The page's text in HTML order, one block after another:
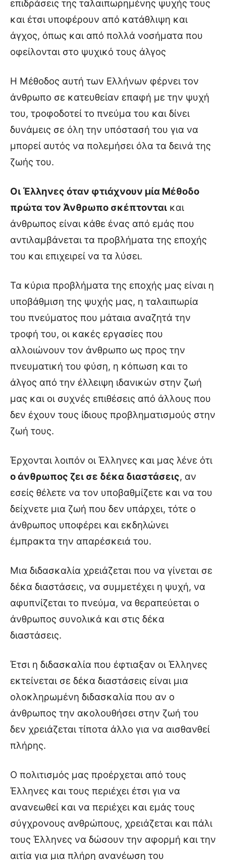
επιδράσεις της ταλαιπωρημένης ψυχής τους
και έτσι υποφέρουν από κατάθλιψη και
άγχος, όπως και από πολλά νοσήματα που
οφείλονται στο ψυχικό τους άλγος
Η Μέθοδος αυτή των Ελλήνων φέρνει τον
άνθρωπο σε κατευθείαν επαφή με την ψυχή
του, τροφοδοτεί το πνεύμα του και δίνει
δυνάμεις σε όλη την υπόστασή του για να
μπορεί αυτός να πολεμήσει όλα τα δεινά της
ζωής του.
Οι Έλληνες όταν φτιάχνουν μία Μέθοδο
πρώτα τον Άνθρωπο σκέπτονται και
άνθρωπος είναι κάθε ένας από εμάς που
αντιλαμβάνεται τα προβλήματα της εποχής
του και επιχειρεί να τα λύσει.
Τα κύρια προβλήματα της εποχής μας είναι η
υποβάθμιση της ψυχής μας, η ταλαιπωρία
του πνεύματος που μάταια αναζητά την
τροφή του, οι κακές εργασίες που
αλλοιώνουν τον άνθρωπο ως προς την
πνευματική του φύση, η κόπωση και το
άλγος από την έλλειψη ιδανικών στην ζωή
μας και οι συχνές επιθέσεις από άλλους που
δεν έχουν τους ίδιους προβληματισμούς στην
ζωή τους.
Έρχονται λοιπόν οι Έλληνες και μας λένε ότι
ο άνθρωπος ζει σε δέκα διαστάσεις, αν
εσείς θέλετε να τον υποβαθμίζετε και να του
δείχνετε μια ζωή που δεν υπάρχει, τότε ο
άνθρωπος υποφέρει και εκδηλώνει
έμπρακτα την απαρέσκειά του.
Μια διδασκαλία χρειάζεται που να γίνεται σε
δέκα διαστάσεις, να συμμετέχει η ψυχή, να
αφυπνίζεται το πνεύμα, να θεραπεύεται ο
άνθρωπος συνολικά και στις δέκα
διαστάσεις.
Έτσι η διδασκαλία που έφτιαξαν οι Έλληνες
εκτείνεται σε δέκα διαστάσεις είναι μια
ολοκληρωμένη διδασκαλία που αν ο
άνθρωπος την ακολουθήσει στην ζωή του
δεν χρειάζεται τίποτα άλλο για να αισθανθεί
πλήρης.
Ο πολιτισμός μας προέρχεται από τους
Έλληνες και τους περιέχει έτσι για να
ανανεωθεί και να περιέχει και εμάς τους
σύγχρονους ανθρώπους, χρειάζεται και πάλι
τους Έλληνες να δώσουν την αφορμή και την
αιτία για μια πλήρη ανανέωση του